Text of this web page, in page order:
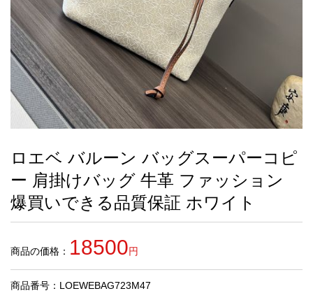
最
新
製
す
す
め
商
ロエベ バルーン バッグスーパーコピ
ー 肩掛けバッグ 牛革 ファッション
爆買いできる品質保証 ホワイト
商品の価格： 18500円
商品番号：LOEWEBAG723M47